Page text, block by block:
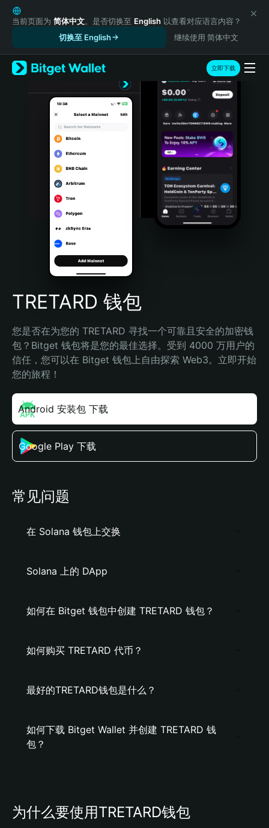
English
日本語
Русский
Español (Latinoamérica)
Türkçe
Português (Portugal)
Bahasa Indonesia
Português (Brasil)
Español (Argentina)
当前页面为 简体中文。是否切换至 English 以查看对应语言内容？
切换至 English
继续使用 简体中文
立即下载
TRETARD 钱包
您是否在为您的 TRETARD 寻找一个可靠且安全的加密钱
包？Bitget 钱包将是您的最佳选择。受到 4000 万用户的
信任，您可以在 Bitget 钱包上自由探索 Web3。立即开始
您的旅程！
Android 安装包 下载
Google Play 下载
常见问题
在 Solana 钱包上交换
Solana 上的 DApp
如何在 Bitget 钱包中创建 TRETARD 钱包？
如何购买 TRETARD 代币？
最好的TRETARD钱包是什么？
如何下载 Bitget Wallet 并创建 TRETARD 钱
包？
为什么要使用TRETARD钱包